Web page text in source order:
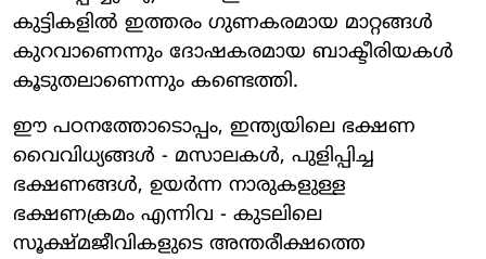
കുട്ടികളിൽ ഇത്തരം ഗുണകരമായ മാറ്റങ്ങൾ
കുറവാണെന്നും ദോഷകരമായ ബാക്ടീരിയകൾ
കൂടുതലാണെന്നും കണ്ടെത്തി.
ഈ പഠനത്തോടൊപ്പം, ഇന്ത്യയിലെ ഭക്ഷണ
വൈവിധ്യങ്ങൾ - മസാലകൾ, പുളിപ്പിച്ച
ഭക്ഷണങ്ങൾ, ഉയർന്ന നാരുകളുള്ള
ഭക്ഷണക്രമം എന്നിവ - കുടലിലെ
സൂക്ഷ്മജീവികളുടെ അന്തരീക്ഷത്തെ